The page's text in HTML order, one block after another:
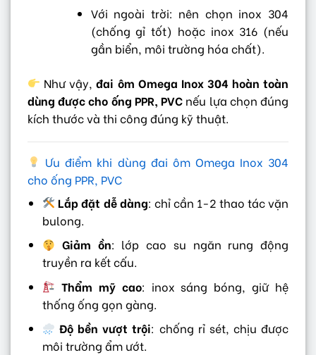
Với ngoài trời: nên chọn inox 304
(chống gỉ tốt) hoặc inox 316 (nếu
gần biển, môi trường hóa chất).
Như vậy,đai ôm Omega Inox 304 hoàn toàn
dùng được cho ống PPR, PVC nếu lựa chọn đúng
kích thước và thi công đúng kỹ thuật.
Ưu điểm khi dùng đai ôm Omega Inox 304
cho ống PPR, PVC
Lắp đặt dễ dàng: chỉ cần 1-2 thao tác vặn
bulong.
Giảm ồn: lớp cao su ngăn rung động
truyền ra kết cấu.
Thẩm mỹ cao: inox sáng bóng, giữ hệ
thống ống gọn gàng.
Độ bền vượt trội: chống rỉ sét, chịu được
môi trường ẩm ướt.